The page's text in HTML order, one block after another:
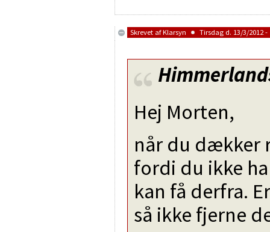
Skrevet afKlarsyn Tirsdag d. 13/3/2012 -
Hej Morten,
når du dækker
fordi du ikke
kan få derfra.
så ikke fjerne